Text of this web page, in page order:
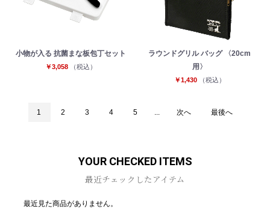
小物が入る 抗菌まな板包丁セット
￥3,058 （税込）
ラウンドグリル バッグ 〈20cm
用〉
￥1,430 （税込）
1 2 3 4 5 次へ 最後へ
YOUR CHECKED ITEMS
最近チェックしたアイテム
最近見た商品がありません。